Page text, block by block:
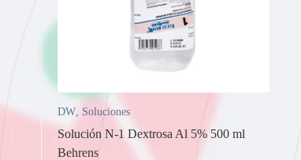
DW, Soluciones
Solución N-1 Dextrosa Al 5% 500 ml
Behrens